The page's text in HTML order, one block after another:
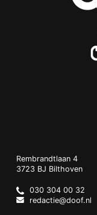
Doof.nl
work
Rembrandtlaan 4
3723 BJ Bilthoven
Netherlands
030 304 00 32
redactie@doof.nl